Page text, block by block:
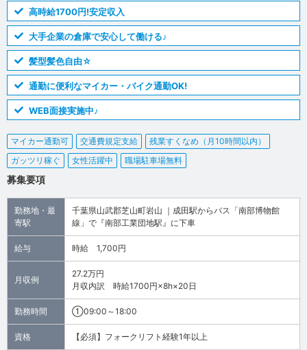
高時給1700円!安定収入
大手企業の倉庫で安心して働ける♪
髪型髪色自由☆
通勤に便利なマイカー・バイク通勤OK!
WEB面接実施中♪
マイカー通勤可 交通費規定支給
残業すくなめ（月10時間以内）
ガッツリ稼ぐ
女性活躍中 職場駐車場無料
募集要項
勤務地・最
寄駅
千葉県山武郡芝山町岩山 ｜成田駅からバス「南部博物館
線」で『南部工業団地駅』に下車
給与 時給 1,700円
月収例
27.2万円
月収内訳 時給1700円×8h×20日
勤務時間 ①09:00～18:00
資格 【必須】フォークリフト経験1年以上